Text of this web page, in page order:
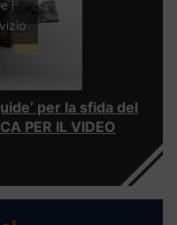
i
per la sfida del
PER IL VIDEO